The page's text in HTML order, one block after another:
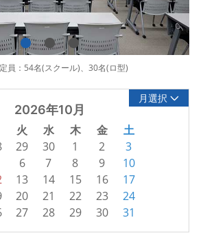
員：54名(スクール)、30名(ロ型)
月選択
2026年10月
火 水 木 金 土
29 30 1 2
3
6 7 8 9
10
13 14 15 16
17
20 21 22 23
24
27 28 29 30 31